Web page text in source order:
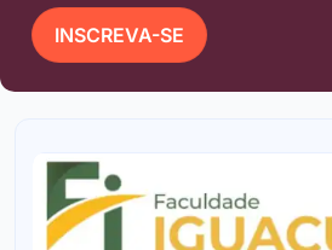
INSCREVA-SE